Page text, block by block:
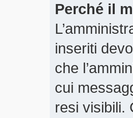
Perché il
inseriti
che
cui
resi visibili.